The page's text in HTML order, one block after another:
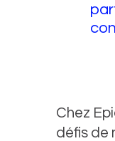
Chez
défis de